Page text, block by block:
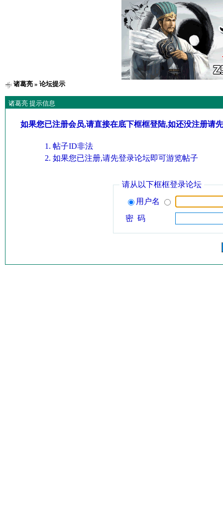
诸葛亮» 论坛提示
诸葛亮 提示信息
如果您已注册会员,请直接在底下框框登陆,如还没注册请
帖子ID非法
如果您已注册,请先登录论坛即可游览帖子
请从以下框框登录论坛
用户名
密 码